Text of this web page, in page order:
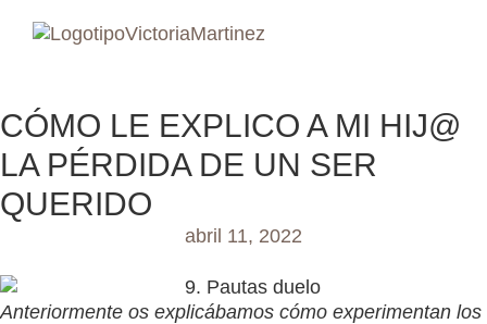
CÓMO LE EXPLICO A MI HIJ@
LA PÉRDIDA DE UN SER
QUERIDO
abril 11, 2022
Anteriormente os explicábamos cómo experimentan los